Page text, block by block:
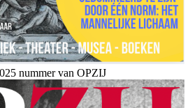
nummer van OPZIJ